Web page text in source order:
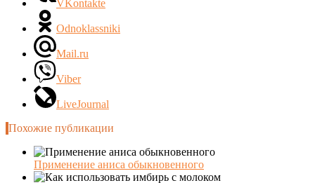
VKontakte
Odnoklassniki
Mail.ru
Viber
LiveJournal
Похожие публикации
Применение аниса обыкновенного